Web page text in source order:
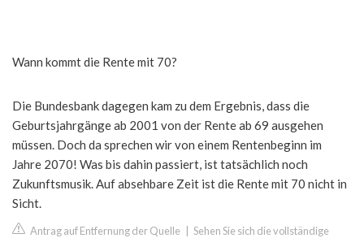
Wann kommt die Rente mit 70?
Die Bundesbank dagegen kam zu dem Ergebnis, dass die
Geburtsjahrgänge ab 2001 von der Rente ab 69 ausgehen
müssen. Doch da sprechen wir von einem Rentenbeginn im
Jahre 2070! Was bis dahin passiert, ist tatsächlich noch
Zukunftsmusik. Auf absehbare Zeit ist die Rente mit 70 nicht in
Sicht.
Antrag auf Entfernung der Quelle Sehen Sie sich die vollständige